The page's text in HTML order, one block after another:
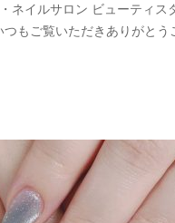
ネイルサロン ビューティ
もご覧いただきありがとう